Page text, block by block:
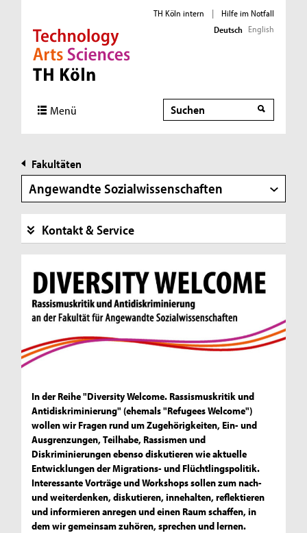
Direkt zur Hauptnavigation
Direkt zur Subnavigation
Direkt zum Inhalt
Direkt zum Fußbereich
TH Köln intern |
Hilfe im Notfall
Deutsch English
Menü Suche
Suche
Fakultäten
Angewandte Sozialwissenschaften
Kontakt & Service
D
i
v
e
r
s
In der Reihe "Diversity Welcome. Rassismuskritik und
Antidiskriminierung" (ehemals "Refugees Welcome")
wollen wir Fragen rund um Zugehörigkeiten, Ein- und
Ausgrenzungen, Teilhabe, Rassismen und
Diskriminierungen ebenso diskutieren wie aktuelle
Entwicklungen der Migrations- und Flüchtlingspolitik.
Interessante Vorträge und Workshops sollen zum nach-
und weiterdenken, diskutieren, innehalten, reflektieren
und informieren anregen und einen Raum schaffen, in
dem wir gemeinsam zuhören, sprechen und lernen.